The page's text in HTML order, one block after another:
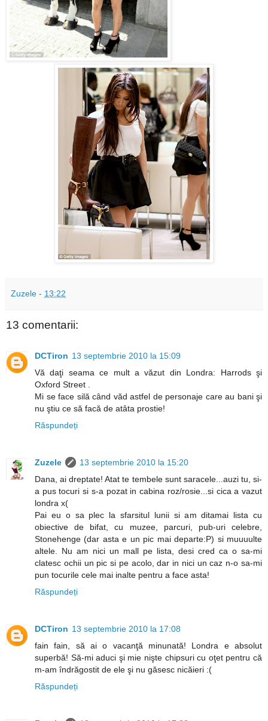
Zuzele - 13:22
13 comentarii:
DCTiron 13 septembrie 2010 la 15:09
Vă daţi seama ce mult a văzut din Londra: Harrods şi
Oxford Street .
Mi se face silă când văd astfel de personaje care au bani şi
nu ştiu ce să facă de atâta prostie!
Răspundeți
Zuzele
13 septembrie 2010 la 15:20
Dana, ai dreptate! Atat te tembele sunt saracele...auzi tu, si-
a pus tocuri si s-a pozat in cabina roz/rosie...si cica a vazut
londra x(
Pai eu o sa plec la sfarsitul lunii si am ditamai lista cu
obiective de bifat, cu muzee, parcuri, pub-uri celebre,
Stonehenge (dar asta e un pic mai departe:P) si muuuulte
altele. Nu am nici un mall pe lista, desi cred ca o sa-mi
clatesc ochii un pic si pe acolo, dar in nici un caz n-o sa-mi
pun tocurile cele mai inalte pentru a face asta!
Răspundeți
DCTiron 13 septembrie 2010 la 17:08
fain fain, să ai o vacanţă minunată! Londra e absolut
superbă! Să-mi aduci şi mie nişte chipsuri cu oţet pentru că
m-am îndrăgostit de ele şi nu găsesc nicăieri :(
Răspundeți